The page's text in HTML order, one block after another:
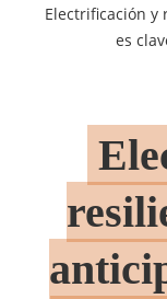
Electrificación
es